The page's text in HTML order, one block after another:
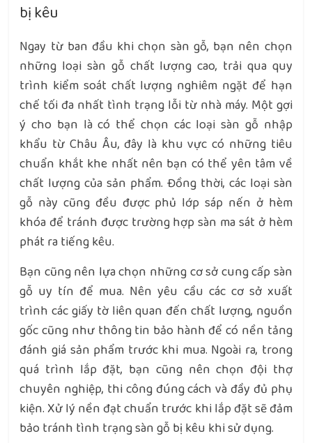
bị kêu
Ngay từ ban đầu khi chọn sàn gỗ, bạn nên chọn
những loại sàn gỗ chất lượng cao, trải qua quy
trình kiểm soát chất lượng nghiêm ngặt để hạn
chế tối đa nhất tình trạng lỗi từ nhà máy. Một gợi
ý cho bạn là có thể chọn các loại sàn gỗ nhập
khẩu từ Châu Âu, đây là khu vực có những tiêu
chuẩn khắt khe nhất nên bạn có thể yên tâm về
chất lượng của sản phẩm. Đồng thời, các loại sàn
gỗ này cũng đều được phủ lớp sáp nến ở hèm
khóa để tránh được trường hợp sàn ma sát ở hèm
phát ra tiếng kêu.
Bạn cũng nên lựa chọn những cơ sở cung cấp sàn
gỗ uy tín để mua. Nên yêu cầu các cơ sở xuất
trình các giấy tờ liên quan đến chất lượng, nguồn
gốc cũng như thông tin bảo hành để có nền tảng
đánh giá sản phẩm trước khi mua. Ngoài ra, trong
quá trình lắp đặt, bạn cũng nên chọn đội thợ
chuyên nghiệp, thi công đúng cách và đầy đủ phụ
kiện. Xử lý nền đạt chuẩn trước khi lắp đặt sẽ đảm
bảo tránh tình trạng sàn gỗ bị kêu khi sử dụng.